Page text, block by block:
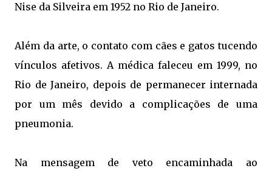
Nise da Silveira em 1952 no Rio de Janeiro.
Além da arte, o contato com cães e gatos tucendo
vínculos afetivos. A médica faleceu em 1999, no
Rio de Janeiro, depois de permanecer internada
por um mês devido a complicações de uma
pneumonia.
Na mensagem de veto encaminhada ao